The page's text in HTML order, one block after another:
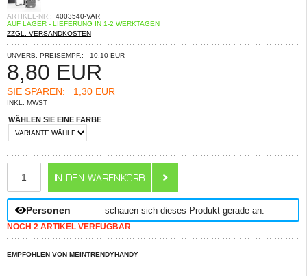
ARTIKEL-NR.: 4003540-VAR
AUF LAGER - LIEFERUNG IN 1-2 WERKTAGEN
ZZGL. VERSANDKOSTEN
UNVERB. PREISEMPF.: 10,10 EUR
8,80 EUR
SIE SPAREN: 1,30 EUR
INKL. MWST
WÄHLEN SIE EINE FARBE
Personen schauen sich dieses Produkt gerade an.
NOCH 2 ARTIKEL VERFÜGBAR
EMPFOHLEN VON MEINTRENDYHANDY